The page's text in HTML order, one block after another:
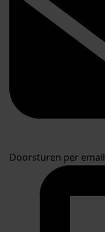
Doorsturen per email